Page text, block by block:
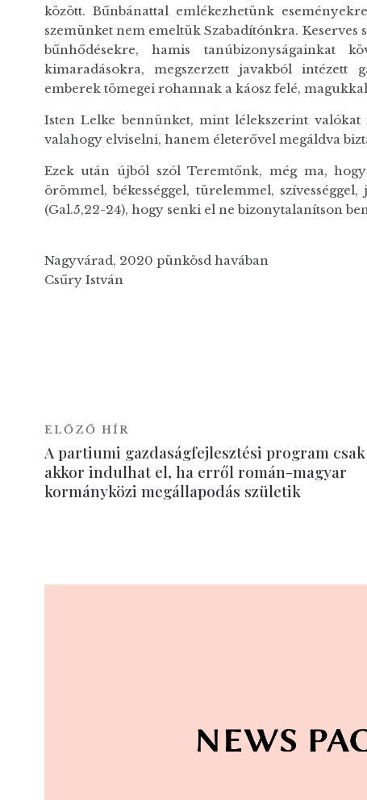
között. Bűnbánattal emlékezhetünk
szemünket nem emeltük Szabadítónkra.
bűnhődésekre, hamis tanúbizonyságainkat
kimaradásokra, megszerzett javakból intézett
emberek tömegei rohannak a káosz felé,
Isten Lelke bennünket, mint lélekszerint
valahogy elviselni, hanem életerővel megáldva
Ezek után újból szól Teremtőnk, még ma,
örömmel, békességgel, türelemmel, szívességgel,
(Gal.5,22-24), hogy senki el ne bizonytalanítson
Nagyvárad, 2020 pünkösd havában
Csűry István
ELŐZŐ HÍR
A partiumi gazdaságfejlesztési program csak
akkor indulhat el, ha erről román-magyar
kormányközi megállapodás születik